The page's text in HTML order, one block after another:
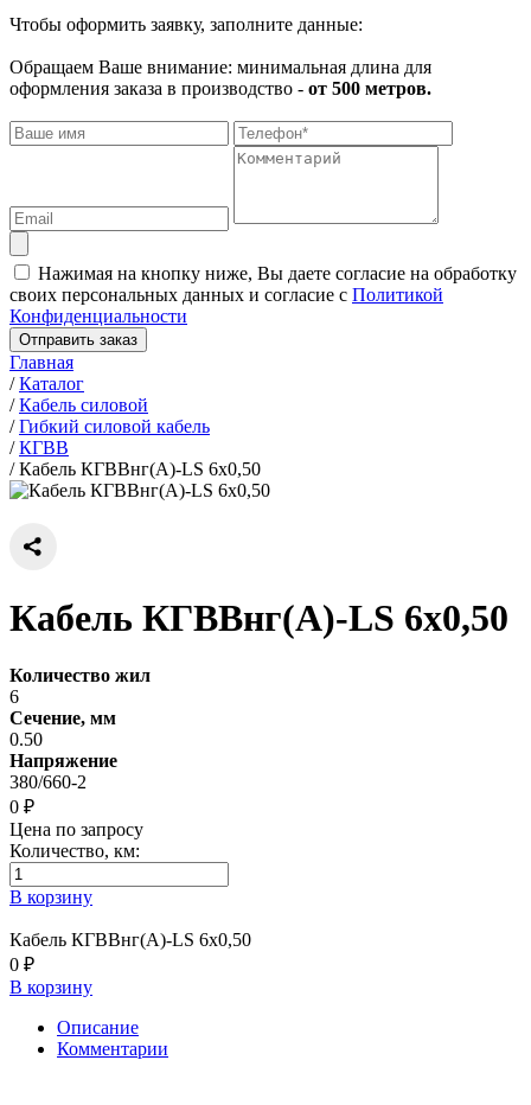
Чтобы оформить заявку, заполните данные:
Обращаем Ваше внимание: минимальная длина для
оформления заказа в производство - от 500 метров.
Нажимая на кнопку ниже, Вы даете согласие на обработку
своих персональных данных и согласие с Политикой
Конфиденциальности
Отправить заказ
Главная
/Каталог
/Кабель силовой
/Гибкий силовой кабель
/КГВВ
/Кабель КГВВнг(А)-LS 6х0,50
Кабель КГВВнг(А)-LS 6х0,50
Количество жил
6
Сечение, мм
0.50
Напряжение
380/660-2
0 ₽
Цена по запросу
Количество, км:
В корзину
Кабель КГВВнг(А)-LS 6х0,50
0 ₽
В корзину
Описание
Комментарии